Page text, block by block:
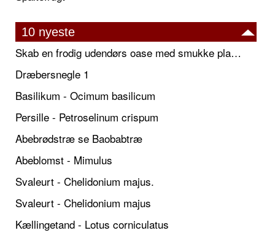
10 nyeste
Skab en frodig udendørs oase med smukke plantekrukker og elegante espalier
Dræbersnegle 1
Basilikum - Ocimum basilicum
Persille - Petroselinum crispum
Abebrødstræ se Baobabtræ
Abeblomst - Mimulus
Svaleurt - Chelidonium majus.
Svaleurt - Chelidonium majus
Kællingetand - Lotus corniculatus